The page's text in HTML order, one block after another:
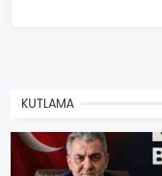
KUTLAMA